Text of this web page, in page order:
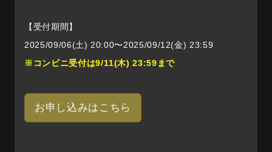
【受付期間】
2025/09/06(土) 20:00〜2025/09/12(金) 23:59
※コンビニ受付は9/11(木) 23:59まで
お申し込みはこちら